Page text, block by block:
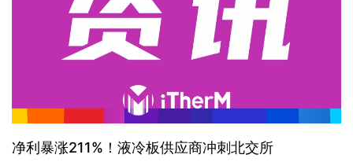
净利暴涨211%！液冷板供应商冲刺北交所